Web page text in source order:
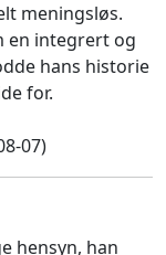
meningsløs.
en integrert og
hans historie
for.
07)
hensyn, han